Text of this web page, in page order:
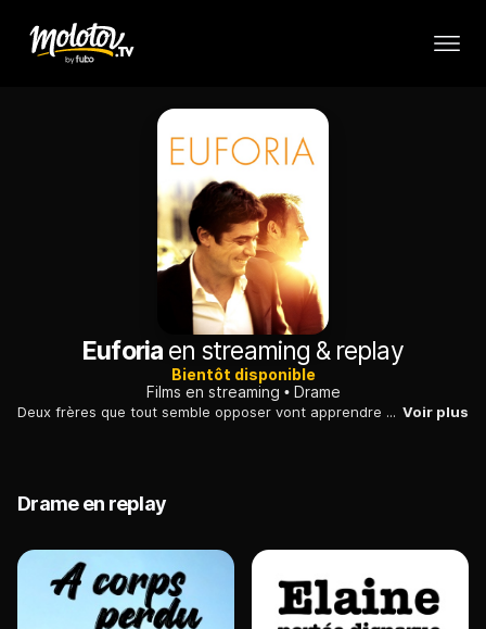
Euforiaen streaming & replay
Bientôt disponible
Films en streaming
Drame
Deux frères que tout semble opposer vont apprendre à se découvrir et à s’aimer. Voir plus
Drame en replay